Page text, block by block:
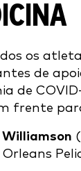
os
de
de
frente
Williamson
Orleans